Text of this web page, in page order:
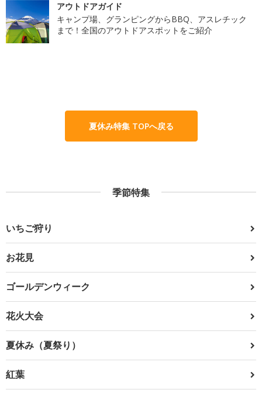
アウトドアガイド
キャンプ場、グランピングからBBQ、アスレチック
まで！全国のアウトドアスポットをご紹介
夏休み特集 TOPへ戻る
季節特集
いちご狩り
お花見
ゴールデンウィーク
花火大会
夏休み（夏祭り）
紅葉